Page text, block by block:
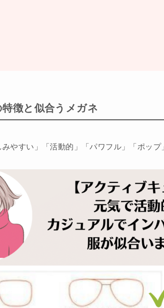
徴と似合うメガネ
やすい」「活動的」「パワフル」「ポップ